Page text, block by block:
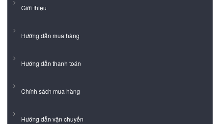
Giới thiệu
Hướng dẫn mua hàng
Hướng dẫn thanh toán
Chính sách mua hàng
Hướng dẫn vận chuyển